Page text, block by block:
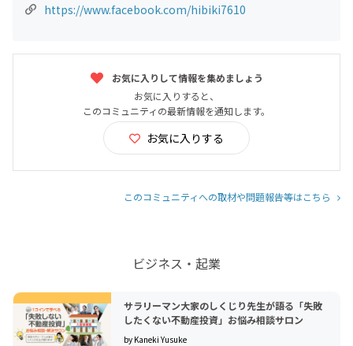
https://www.facebook.com/hibiki7610
お気に入りして情報を集めましょう
お気に入りすると、
このコミュニティの最新情報を通知します。
お気に入りする
このコミュニティへの取材や問題報告等はこちら
ビジネス・起業
サラリーマン大家のしくじり先生が語る「失敗
したくない不動産投資」お悩み相談サロン
by Kaneki Yusuke